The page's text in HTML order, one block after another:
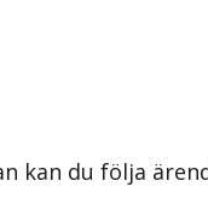
kan du följa